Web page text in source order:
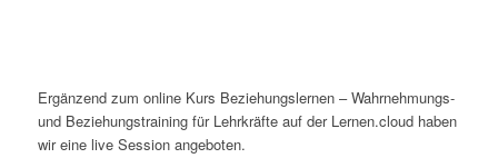
Ergänzend zum online Kurs Beziehungslernen – Wahrnehmungs-
und Beziehungstraining für Lehrkräfte auf der Lernen.cloud haben
wir eine live Session angeboten.